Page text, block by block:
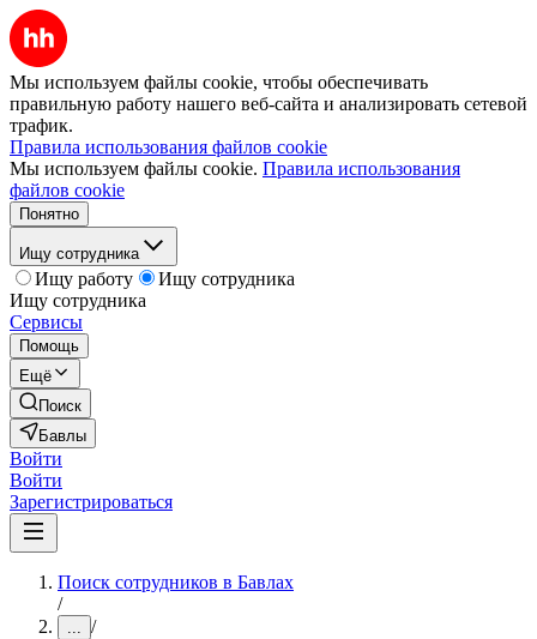
Мы используем файлы cookie, чтобы обеспечивать
правильную работу нашего веб-сайта и анализировать сетевой
трафик.
Правила использования файлов cookie
Мы используем файлы cookie. Правила использования
файлов cookie
Понятно
Ищу сотрудника
Ищу работу
Ищу сотрудника
Ищу сотрудника
Сервисы
Помощь
Ещё
Поиск
Бавлы
Войти
Войти
Зарегистрироваться
Поиск сотрудников в Бавлах
/
... /